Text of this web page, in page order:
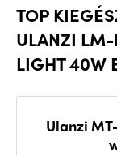
TOP
ULANZI
LIGHT 40W
Ulanzi